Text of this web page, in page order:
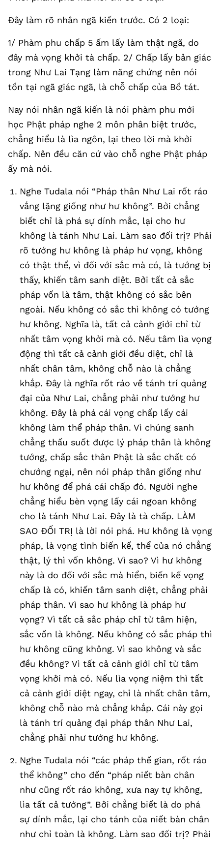
Đây làm rõ nhân ngã kiến trước. Có 2 loại:
1/ Phàm phu chấp 5 ấm lấy làm thật ngã, do
đây mà vọng khởi tà chấp. 2/ Chấp lấy bản giác
trong Như Lai Tạng làm năng chứng nên nói
tồn tại ngã giác ngã, là chỗ chấp của Bồ tát.
Nay nói nhân ngã kiến là nói phàm phu mới
học Phật pháp nghe 2 môn phân biệt trước,
chẳng hiểu là lìa ngôn, lại theo lời mà khởi
chấp. Nên đều căn cứ vào chỗ nghe Phật pháp
ấy mà nói.
Nghe Tudala nói “Pháp thân Như Lai rốt ráo
vắng lặng giống như hư không”. Bởi chẳng
biết chỉ là phá sự dính mắc, lại cho hư
không là tánh Như Lai. Làm sao đối trị? Phải
rõ tướng hư không là pháp hư vọng, không
có thật thể, vì đối với sắc mà có, là tướng bị
thấy, khiến tâm sanh diệt. Bởi tất cả sắc
pháp vốn là tâm, thật không có sắc bên
ngoài. Nếu không có sắc thì không có tướng
hư không. Nghĩa là, tất cả cảnh giới chỉ từ
nhất tâm vọng khởi mà có. Nếu tâm lìa vọng
động thì tất cả cảnh giới đều diệt, chỉ là
nhất chân tâm, không chỗ nào là chẳng
khắp. Đây là nghĩa rốt ráo về tánh trí quảng
đại của Như Lai, chẳng phải như tướng hư
không. Đây là phá cái vọng chấp lấy cái
không làm thể pháp thân. Vì chúng sanh
chẳng thấu suốt được lý pháp thân là không
tướng, chấp sắc thân Phật là sắc chất có
chướng ngại, nên nói pháp thân giống như
hư không để phá cái chấp đó. Người nghe
chẳng hiểu bèn vọng lấy cái ngoan không
cho là tánh Như Lai. Đây là tà chấp. LÀM
SAO ĐỐI TRỊ là lời nói phá. Hư không là vọng
pháp, là vọng tình biến kế, thể của nó chẳng
thật, lý thì vốn không. Vì sao? Vì hư không
này là do đối với sắc mà hiển, biến kế vọng
chấp là có, khiến tâm sanh diệt, chẳng phải
pháp thân. Vì sao hư không là pháp hư
vọng? Vì tất cả sắc pháp chỉ từ tâm hiện,
sắc vốn là không. Nếu không có sắc pháp thì
hư không cũng không. Vì sao không và sắc
đều không? Vì tất cả cảnh giới chỉ từ tâm
vọng khởi mà có. Nếu lìa vọng niệm thì tất
cả cảnh giới diệt ngay, chỉ là nhất chân tâm,
không chỗ nào mà chẳng khắp. Cái này gọi
là tánh trí quảng đại pháp thân Như Lai,
chẳng phải như tướng hư không.
Nghe Tudala nói “các pháp thế gian, rốt ráo
thể không” cho đến “pháp niết bàn chân
như cũng rốt ráo không, xưa nay tự không,
lìa tất cả tướng”. Bởi chẳng biết là do phá
sự dính mắc, lại cho tánh của niết bàn chân
như chỉ toàn là không. Làm sao đối trị? Phải